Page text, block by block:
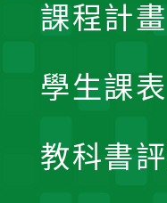
課程計畫
學生課表
教科書